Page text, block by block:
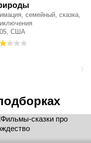
семейный, сказка,
США